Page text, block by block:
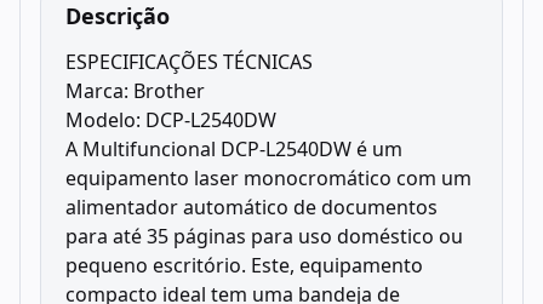
Descrição
ESPECIFICAÇÕES TÉCNICAS
Marca: Brother
Modelo: DCP-L2540DW
A Multifuncional DCP-L2540DW é um
equipamento laser monocromático com um
alimentador automático de documentos
para até 35 páginas para uso doméstico ou
pequeno escritório. Este, equipamento
compacto ideal tem uma bandeja de